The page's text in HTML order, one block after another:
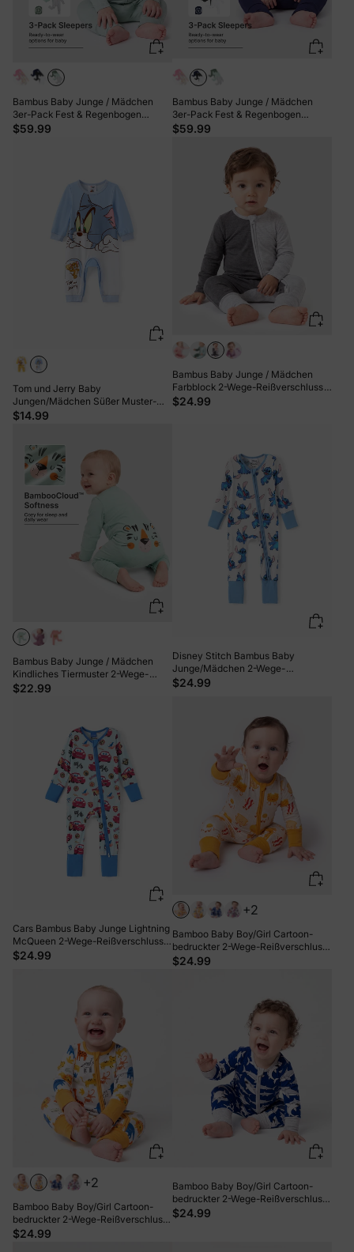
Bambus Baby Junge / Mädchen
3er-Pack Fest & Regenbogen
Bedruckt 2-Wege-Reißverschluss
$59.99
Bambus Baby Junge / Mädchen
3er-Pack Fest & Regenbogen
Bedruckt 2-Wege-Reißverschluss
Langarmfußball grün
$59.99
Tom und Jerry Baby
Jungen/Mädchen Süßer Muster-
Print Strampler Blau
$14.99
Bambus Baby Junge / Mädchen
Farbblock 2-Wege-Reißverschluss
Strampler Anti-Rutsch Langarm
$24.99
Bambus Baby Junge / Mädchen
Kindliches Tiermuster 2-Wege-
Reißverschluss Strampler Footie
$22.99
Disney Stitch Bambus Baby
Junge/Mädchen 2-Wege-
Reißverschluss-Strampler Anti-
$24.99
Cars Bambus Baby Junge Lightning
McQueen 2-Wege-Reißverschluss-
Strampler Anti-Rutsch-Langarm-
$24.99
+2
Bamboo Baby Boy/Girl Cartoon-
bedruckter 2-Wege-Reißverschluss-
Strampler Anti-Rutsch Langarm-
$24.99
+2
Bamboo Baby Boy/Girl Cartoon-
bedruckter 2-Wege-Reißverschluss-
Strampler Anti-Rutsch Langarm-
$24.99
Bamboo Baby Boy/Girl Cartoon-
bedruckter 2-Wege-Reißverschluss-
Strampler Anti-Rutsch Langarm-
$24.99